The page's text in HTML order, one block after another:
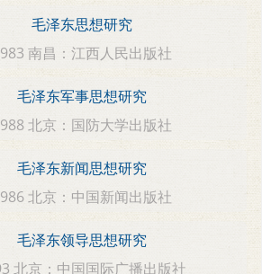
毛泽东思想研究
南昌：江西人民出版社
毛泽东军事思想研究
北京：国防大学出版社
毛泽东新闻思想研究
北京：中国新闻出版社
毛泽东领导思想研究
北京：中国国际广播出版社